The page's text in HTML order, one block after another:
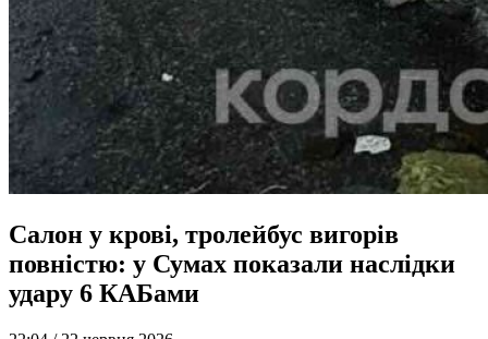
Салон у крові, тролейбус вигорів
повністю: у Сумах показали наслідки
удару 6 КАБами